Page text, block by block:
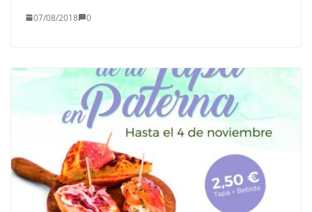
07/08/2018 0